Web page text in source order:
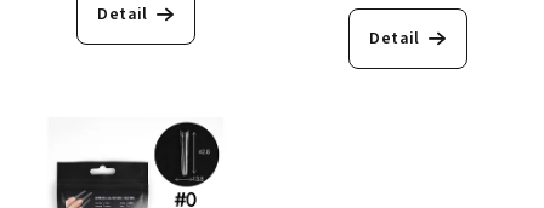
Detail
Detail